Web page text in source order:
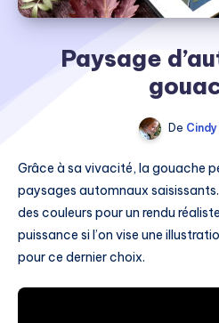
Paysage
De
Grâce à sa vivacité, la gouache
paysages automnaux
des couleurs pour un rendu
puissance si l’on vise une
pour ce dernier choix.